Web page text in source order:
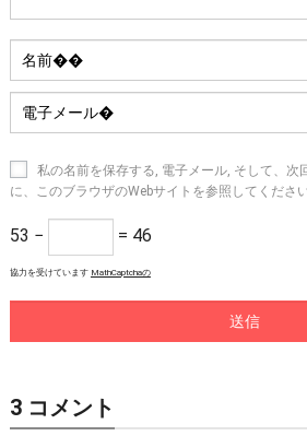
私の名前を保存する, 電子メール, そして、次
に、このブラウザのWebサイトを参照してくださ
53 − = 46
協力を受けています MathCaptchaの
3 コメント